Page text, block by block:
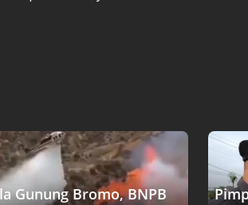
Gunung Bromo, BNPB